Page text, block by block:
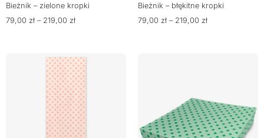
Bieżnik – zielone kropki
79,00 zł – 219,00 zł
Bieżnik – błękitne kropki
79,00 zł – 219,00 zł